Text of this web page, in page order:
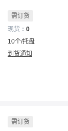
需订货
现货
0
10个/托盘
到货通知
需订货